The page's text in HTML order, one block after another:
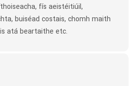
fís aeistéitiúil,
buiséad costais, chomh maith
atá beartaithe etc.